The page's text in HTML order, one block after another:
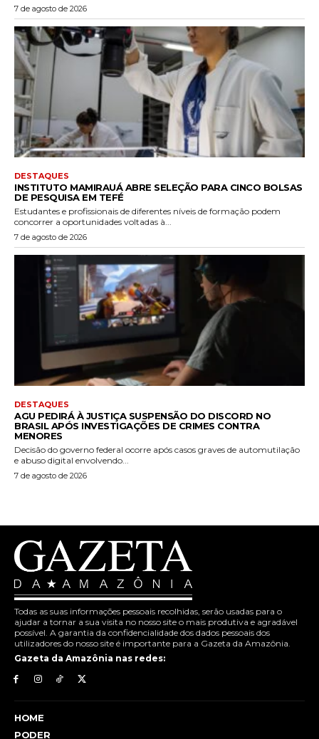
7 de agosto de 2026
DESTAQUES
INSTITUTO MAMIRAUÁ ABRE SELEÇÃO PARA CINCO BOLSAS
DE PESQUISA EM TEFÉ
Estudantes e profissionais de diferentes níveis de formação podem
concorrer a oportunidades voltadas à...
7 de agosto de 2026
DESTAQUES
AGU PEDIRÁ À JUSTIÇA SUSPENSÃO DO DISCORD NO
BRASIL APÓS INVESTIGAÇÕES DE CRIMES CONTRA
MENORES
Decisão do governo federal ocorre após casos graves de automutilação
e abuso digital envolvendo...
7 de agosto de 2026
Todas as suas informações pessoais recolhidas, serão usadas para o
ajudar a tornar a sua visita no nosso site o mais produtiva e agradável
possível. A garantia da confidencialidade dos dados pessoais dos
utilizadores do nosso site é importante para a Gazeta da Amazônia.
Gazeta da Amazônia nas redes:
HOME
PODER